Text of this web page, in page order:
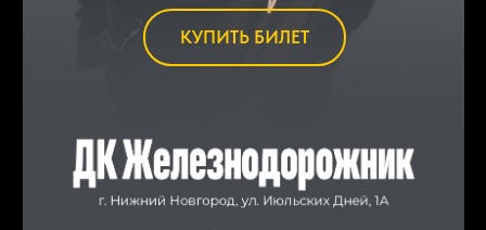
КУПИТЬ БИЛЕТ